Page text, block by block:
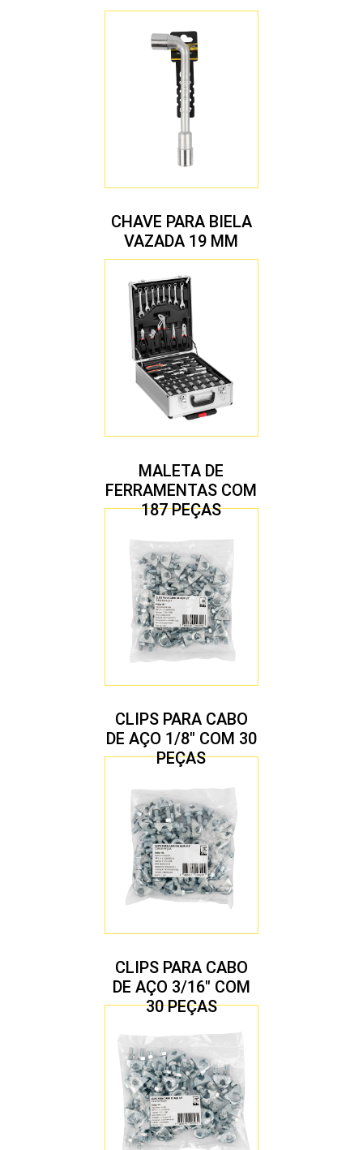
CHAVE PARA BIELA
VAZADA 19 MM
MALETA DE
FERRAMENTAS COM
187 PEÇAS
CLIPS PARA CABO
DE AÇO 1/8″ COM 30
PEÇAS
CLIPS PARA CABO
DE AÇO 3/16″ COM
30 PEÇAS